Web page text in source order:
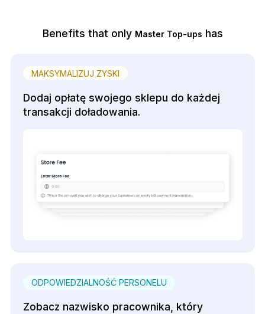
Benefits that only Master Top-ups has
MAKSYMALIZUJ ZYSKI
Dodaj opłatę swojego sklepu do każdej
transakcji doładowania.
ODPOWIEDZIALNOŚĆ PERSONELU
Zobacz nazwisko pracownika, który